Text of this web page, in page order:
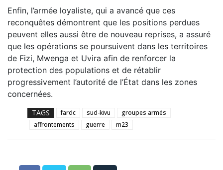
Enfin, l’armée loyaliste, qui a avancé que ces
reconquêtes démontrent que les positions perdues
peuvent elles aussi être de nouveau reprises, a assuré
que les opérations se poursuivent dans les territoires
de Fizi, Mwenga et Uvira afin de renforcer la
protection des populations et de rétablir
progressivement l’autorité de l’État dans les zones
concernées.
TAGS fardc sud-kivu
groupes armés
affrontements
guerre m23